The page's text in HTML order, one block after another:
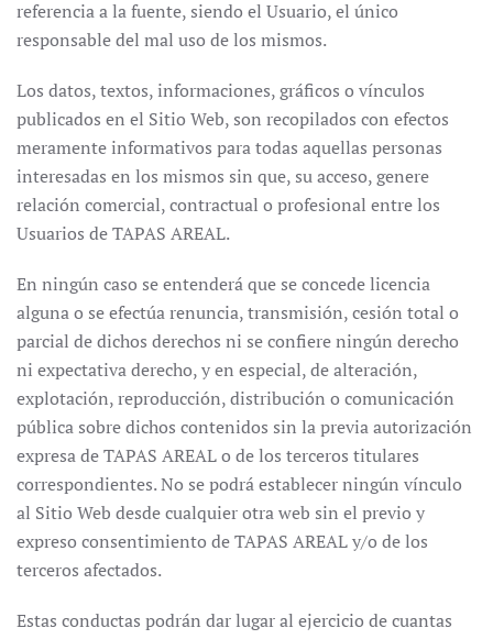
referencia a la fuente, siendo el Usuario, el único
responsable del mal uso de los mismos.
Los datos, textos, informaciones, gráficos o vínculos
publicados en el Sitio Web, son recopilados con efectos
meramente informativos para todas aquellas personas
interesadas en los mismos sin que, su acceso, genere
relación comercial, contractual o profesional entre los
Usuarios de TAPAS AREAL.
En ningún caso se entenderá que se concede licencia
alguna o se efectúa renuncia, transmisión, cesión total o
parcial de dichos derechos ni se confiere ningún derecho
ni expectativa derecho, y en especial, de alteración,
explotación, reproducción, distribución o comunicación
pública sobre dichos contenidos sin la previa autorización
expresa de TAPAS AREAL o de los terceros titulares
correspondientes. No se podrá establecer ningún vínculo
al Sitio Web desde cualquier otra web sin el previo y
expreso consentimiento de TAPAS AREAL y/o de los
terceros afectados.
Estas conductas podrán dar lugar al ejercicio de cuantas